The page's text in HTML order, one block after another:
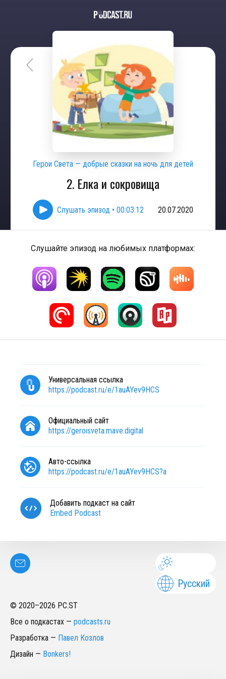
Герои Света — добрые сказки на ночь для детей
2. Елка и сокровища
Слушать эпизод • 00:03:12 20.07.2020
Слушайте эпизод на любимых платформах:
Универсальная ссылка
https://podcast.ru/e/1auAYev9HCS
Официальный сайт
https://geroisveta.mave.digital
Авто-ссылка
https://podcast.ru/e/1auAYev9HCS?a
Добавить подкаст на сайт
Embed Podcast
Русский
© 2020–2026 PC.ST
Все о подкастах — podcasts.ru
Разработка — Павел Козлов
Дизайн — Bonkers!